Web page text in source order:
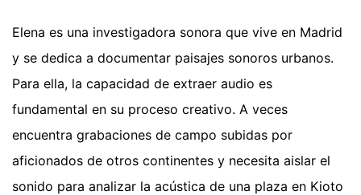
Elena es una investigadora sonora que vive en Madrid
y se dedica a documentar paisajes sonoros urbanos.
Para ella, la capacidad de extraer audio es
fundamental en su proceso creativo. A veces
encuentra grabaciones de campo subidas por
aficionados de otros continentes y necesita aislar el
sonido para analizar la acústica de una plaza en Kioto